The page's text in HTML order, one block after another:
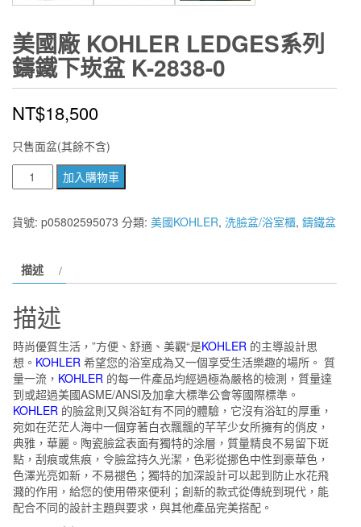
美國廠 KOHLER LEDGES系列
鑄鐵下崁盆 K-2838-0
NT$18,500
只售面盆(其餘不含)
國
廠
KOHLER
系
鑄
下
崁
盆
K-
2838-
0
數
量
加入購物車
貨號: p05802595073 分類: 美國KOHLER, 洗臉盆/浴室櫃, 鑄鐵盆
描述
描述
時尚優質生活，”方便、舒適、美觀“是KOHLER 的主導設計思
想。 KOHLER 希望您的浴室成為又一個享受生活樂趣的場所。 質
量一流， KOHLER 的每一件產品均經過極為嚴格的檢測，質量達
到或超過美國ASME/ANSI及加拿大標準公會等國際標準。
KOHLER 的臉盆則又與浴缸有不同的體驗，它沒有浴缸的厚重，
宛如在茫茫人海中一個穿著白衣飄飄的芊芊少女所擁有的俏皮，
典雅，華麗。陶瓷臉盆表面有獨特的涂層，質量精良不易留下斑
點，刮痕或焦痕，令臉盆持久光潔，色彩從挪色中性到豪華色，
色澤光亮如新，不易褪色；獨特的加深設計可以起到防止水花飛
濺的作用，給您的使用帶來便利；創新的款式從傳統到現代，能
配合不同的設計主題與要求，與其他產品完美搭配。